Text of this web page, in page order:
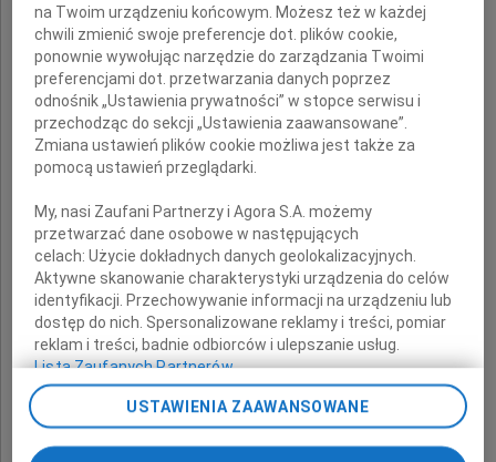
Wyrazy głębokiego współczucia
Rodzinie i Bliskim
składają
Tadeusz Jędrzejczak
Prezydent Miasta Gorzowa Wielkopolskiego
na Twoim urządzeniu końcowym. Możesz też w każdej
chwili zmienić swoje preferencje dot. plików cookie,
ponownie wywołując narzędzie do zarządzania Twoimi
preferencjami dot. przetwarzania danych poprzez
odnośnik „Ustawienia prywatności” w stopce serwisu i
przechodząc do sekcji „Ustawienia zaawansowane”.
Zmiana ustawień plików cookie możliwa jest także za
pomocą ustawień przeglądarki.
My, nasi Zaufani Partnerzy i Agora S.A. możemy
przetwarzać dane osobowe w następujących
celach:Użycie dokładnych danych geolokalizacyjnych.
Aktywne skanowanie charakterystyki urządzenia do celów
identyfikacji. Przechowywanie informacji na urządzeniu lub
dostęp do nich. Spersonalizowane reklamy i treści, pomiar
reklam i treści, badnie odbiorców i ulepszanie usług.
Lista Zaufanych Partnerów
USTAWIENIA ZAAWANSOWANE